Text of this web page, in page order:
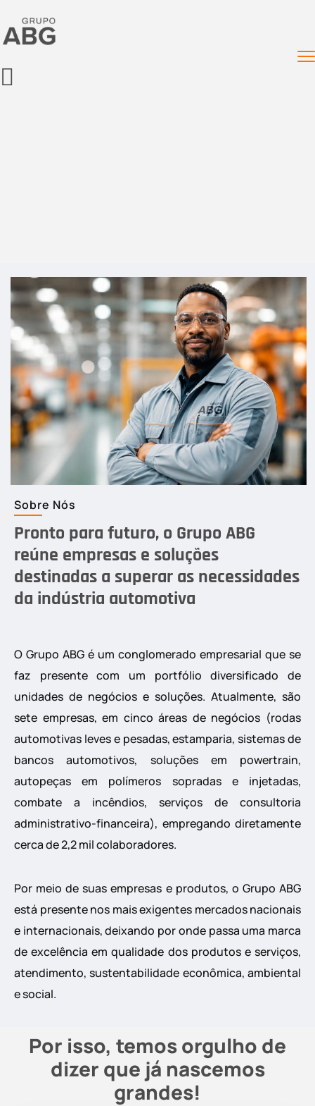
Sobre Nós
Pronto para futuro, o Grupo ABG
reúne empresas e soluções
destinadas a superar as necessidades
da indústria automotiva
O Grupo ABG é um conglomerado empresarial que se
faz presente com um portfólio diversificado de
unidades de negócios e soluções. Atualmente, são
sete empresas, em cinco áreas de negócios (rodas
automotivas leves e pesadas, estamparia, sistemas de
bancos automotivos, soluções em powertrain,
autopeças em polímeros sopradas e injetadas,
combate a incêndios, serviços de consultoria
administrativo-financeira), empregando diretamente
cerca de 2,2 mil colaboradores.
Por meio de suas empresas e produtos, o Grupo ABG
está presente nos mais exigentes mercados nacionais
e internacionais, deixando por onde passa uma marca
de excelência em qualidade dos produtos e serviços,
atendimento, sustentabilidade econômica, ambiental
e social.
Por isso, temos orgulho de
dizer que já nascemos
grandes!